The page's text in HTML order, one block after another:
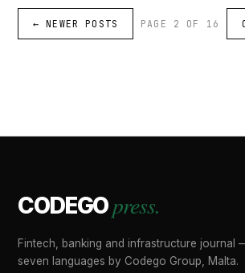
← NEWER POSTS PAGE 2 OF 16
CODEGOpress.
Fintech, banking and infrastructure journal
seven languages by Codego Group, Malta.